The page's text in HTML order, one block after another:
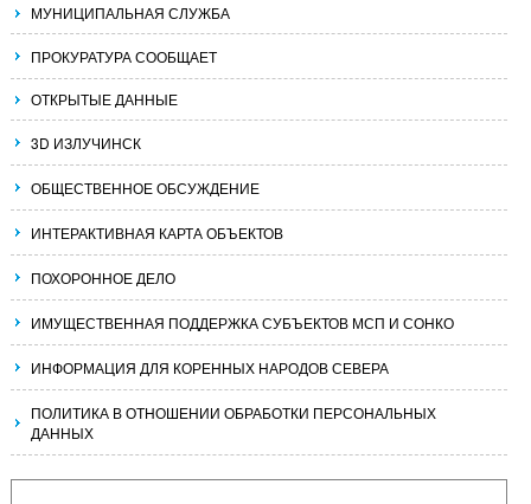
МУНИЦИПАЛЬНАЯ СЛУЖБА
ПРОКУРАТУРА СООБЩАЕТ
ОТКРЫТЫЕ ДАННЫЕ
3D ИЗЛУЧИНСК
ОБЩЕСТВЕННОЕ ОБСУЖДЕНИЕ
ИНТЕРАКТИВНАЯ КАРТА ОБЪЕКТОВ
ПОХОРОННОЕ ДЕЛО
ИМУЩЕСТВЕННАЯ ПОДДЕРЖКА СУБЪЕКТОВ МСП И СОНКО
ИНФОРМАЦИЯ ДЛЯ КОРЕННЫХ НАРОДОВ СЕВЕРА
ПОЛИТИКА В ОТНОШЕНИИ ОБРАБОТКИ ПЕРСОНАЛЬНЫХ
ДАННЫХ